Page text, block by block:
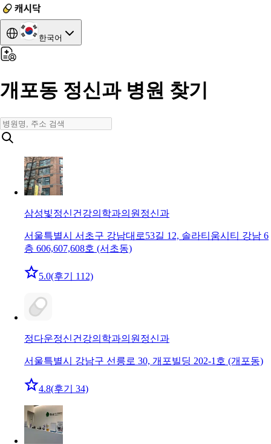
한국어
개포동 정신과 병원 찾기
삼성빛정신건강의학과의원 정신과
서울특별시 서초구 강남대로53길 12, 솔라티움시티 강남 6
층 606,607,608호 (서초동)
5.0(후기 112)
정다운정신건강의학과의원 정신과
서울특별시 강남구 선릉로 30, 개포빌딩 202-1호 (개포동)
4.8(후기 34)